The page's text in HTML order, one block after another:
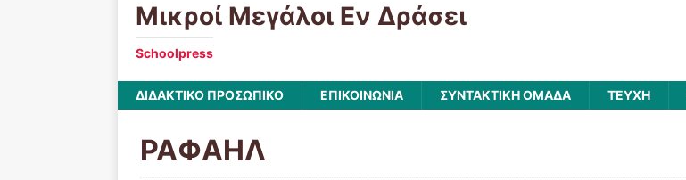
Μικροί Μεγάλοι Εν Δράσει
Schoolpress
ΔΙΔΑΚΤΙΚΟ ΠΡΟΣΩΠΙΚΟ ΕΠΙΚΟΙΝΩΝΙΑ ΣΥΝΤΑΚΤΙΚΗ ΟΜΑΔΑ ΤΕΥΧΗ
ΡΑΦΑΗΛ